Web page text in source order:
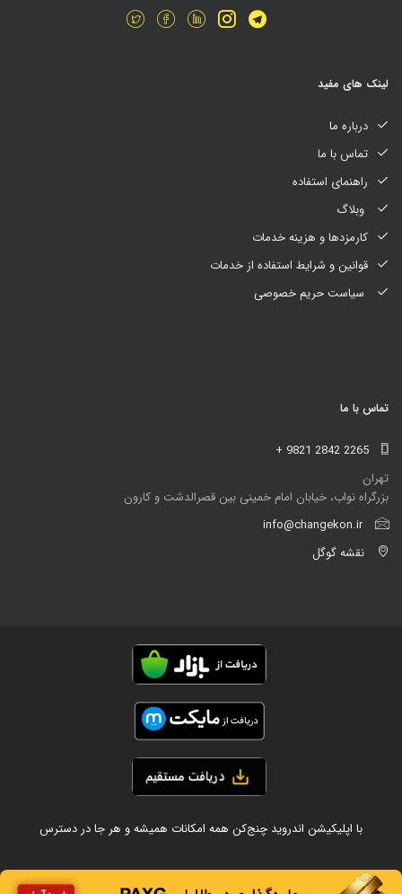
لینک های مفید
درباره ما
تماس با ما
راهنمای استفاده
کارمزدها و هزینه خدمات
قوانین و شرایط استفاده از خدمات
تماس با ما
+ 9821 2842 2265
تهران
بزرگراه نواب، خیابان امام خمینی بین قصرالدشت و کارون
info@changekon.ir
با اپلیکیشن اندروید چنج‌کن همه امکانات همیشه و هر جا در دسترس